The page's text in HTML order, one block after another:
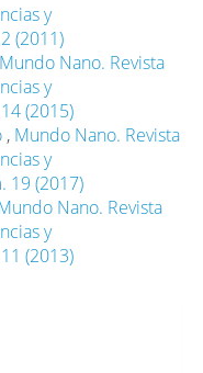
y
(2011)
Mundo Nano. Revista
y
(2015)
, Mundo Nano. Revista
y
19 (2017)
Nano. Revista
y
(2013)